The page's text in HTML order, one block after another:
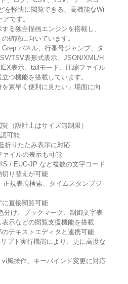
を軽快に閲覧できる、高機能なWi
です。
る独自描画エンジンを搭載し、
確認に向いています。
パネル、行番号ジャンプ、タ
TSV表形式表示、JSON/XML/H
表示、tailモード、圧縮ファイル
つ機能を搭載しています。
を素早く便利に見たい」場面に向
（設計上はサイズ無制限）
可能
折りたたみ表示に対応
ァイルの表示も可能
/ EUC-JP など複数の文字コード
り替えが可能
正規表現検索、タイムスタンプジ
に直接閲覧可能
分け、ブックマーク、制御文字表
示などの閲覧支援機能を搭載
のテキストエディタと連携可能
プト実行機能により、更に高度な
vi風操作、キーバインド変更に対応